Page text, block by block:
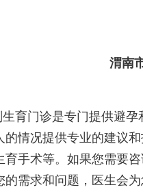
渭南
育门诊是专门提供避
的情况提供专业的建议
育手术等。如果您需要
的需求和问题，医生会为